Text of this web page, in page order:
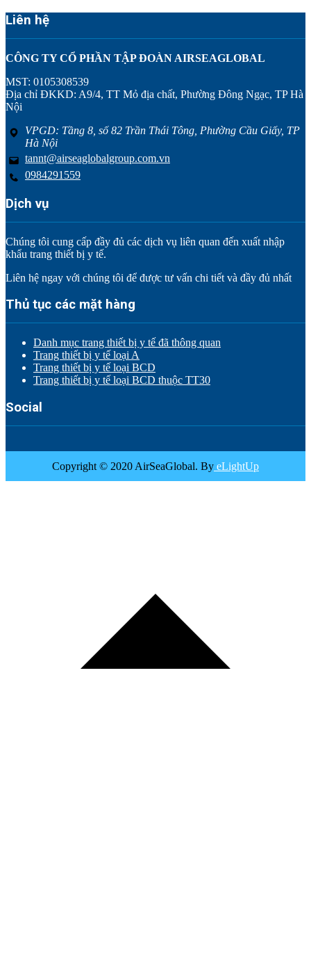
Liên hệ
CÔNG TY CỔ PHẦN TẬP ĐOÀN AIRSEAGLOBAL
MST: 0105308539
Địa chỉ ĐKKD: A9/4, TT Mỏ địa chất, Phường Đông Ngạc, TP Hà
Nội
VPGD: Tầng 8, số 82 Trần Thái Tông, Phường Cầu Giấy, TP
Hà Nội
tannt@airseaglobalgroup.com.vn
0984291559
Dịch vụ
Chúng tôi cung cấp đầy đủ các dịch vụ liên quan đến xuất nhập
khẩu trang thiết bị y tế.
Liên hệ ngay với chúng tôi để được tư vấn chi tiết và đầy đủ nhất
Thủ tục các mặt hàng
Danh mục trang thiết bị y tế đã thông quan
Trang thiết bị y tế loại A
Trang thiết bị y tế loại BCD
Trang thiết bị y tế loại BCD thuộc TT30
Social
Copyright © 2020 AirSeaGlobal. By eLightUp